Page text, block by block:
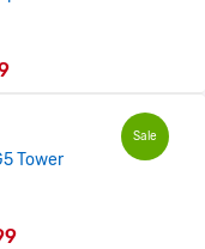
Sale
Tower